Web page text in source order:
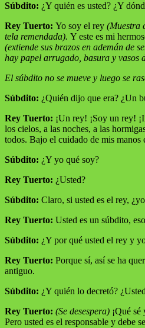
Súbdito: ¿Y quién es usted? ¿Y
Rey Tuerto: Yo soy el rey (Muestra
tela remendada). Y este es mi
(extiende sus brazos en ademán de
hay papel arrugado, basura y vasos
El súbdito no se mueve y luego se
Súbdito: ¿Quién dijo que era? ¿Un
Rey Tuerto: ¡Un rey! ¡Soy un rey!
los cielos, a las noches, a las
todos. Bajo el cuidado de mis manos
Súbdito: ¿Y yo qué soy?
Rey Tuerto: ¿Usted?
Súbdito: Claro, si usted es el rey,
Rey Tuerto: Usted es un súbdito,
Súbdito: ¿Y por qué usted el rey y
Rey Tuerto: Porque sí, así se ha
antiguo.
Súbdito: ¿Y quién lo decretó?
Rey Tuerto: (Se desespera) ¡Qué
Pero usted es el responsable y debe